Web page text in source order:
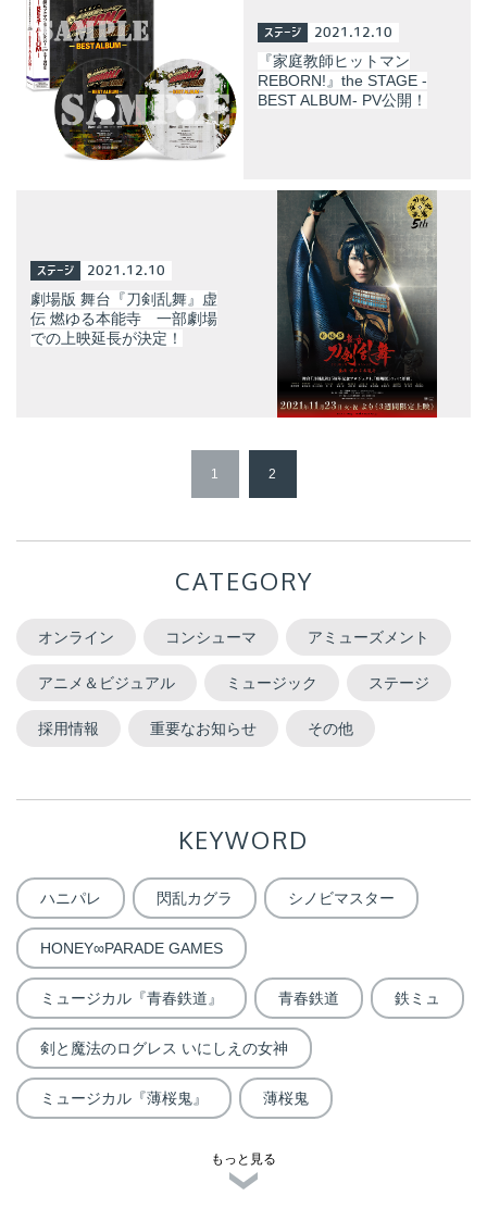
ステージ 2021.12.10
『家庭教師ヒットマン
REBORN!』the STAGE -
BEST ALBUM- PV公開！
ステージ 2021.12.10
劇場版 舞台『刀剣乱舞』虚
伝 燃ゆる本能寺 一部劇場
での上映延長が決定！
1 2
CATEGORY
オンライン コンシューマ アミューズメント
アニメ＆ビジュアル ミュージック ステージ
採用情報 重要なお知らせ その他
KEYWORD
ハニパレ 閃乱カグラ シノビマスター
HONEY∞PARADE GAMES
ミュージカル『青春鉄道』 青春鉄道 鉄ミュ
剣と魔法のログレス いにしえの女神
ミュージカル『薄桜鬼』 薄桜鬼
もっと見る